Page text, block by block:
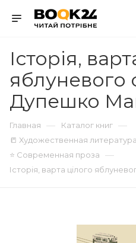
Історія,
яблуневого
Дупешко
Главная — Каталог книг —
📒 Художественная литература
⭐ Современная проза —
Історія, варта цілого